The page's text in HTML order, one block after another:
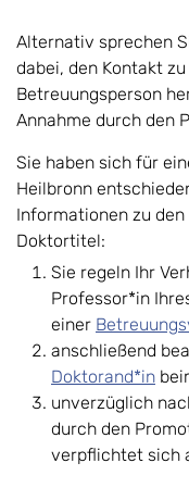
Alternativ sprechen
dabei, den Kontakt
Betreuungsperson
Annahme durch den
Sie haben sich für
Heilbronn
Informationen zu
Doktortitel:
Sie regeln Ihr
Professor*in
einer
anschließend
Doktorand*in
unverzüglich
durch den
verpflichtet sich